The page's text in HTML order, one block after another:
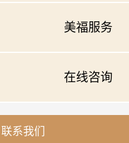
美福服务
在线咨询
联系我们